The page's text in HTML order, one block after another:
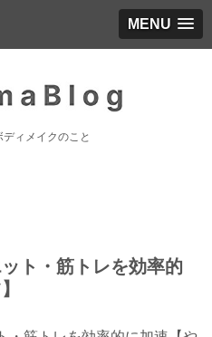
MENU
ィメイクのこと
ト・筋トレを効率的